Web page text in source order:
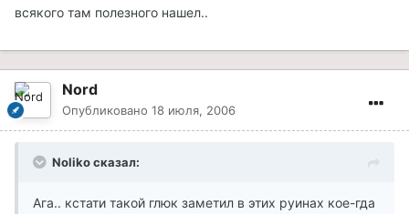
всякого там полезного нашел..
Nord
Опубликовано 18 июля, 2006
Noliko сказал:
Ага.. кстати такой глюк заметил в этих руинах кое-гда